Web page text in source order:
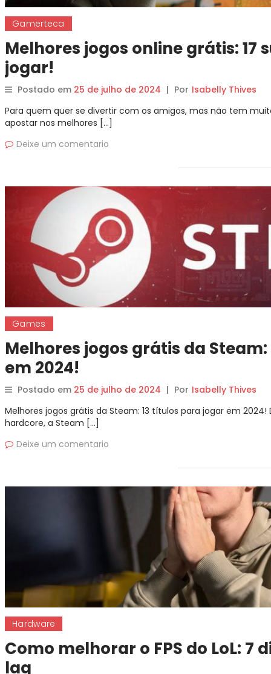
Gamerteca
Melhores jogos online grátis: 17
jogar!
Postado em 25 de julho de 2024 | Por Isabelly Thives
Para quem quer se divertir com os amigos, mas não tem
apostar nos melhores […]
Deixe um comentario
Games
Melhores jogos grátis da
em 2024!
Postado em 25 de julho de 2024 | Por Isabelly Thives
Melhores jogos grátis da Steam: 13 títulos para jogar em
hardcore, a Steam […]
Deixe um comentario
Hardware
Como melhorar o FPS do LoL:
lag